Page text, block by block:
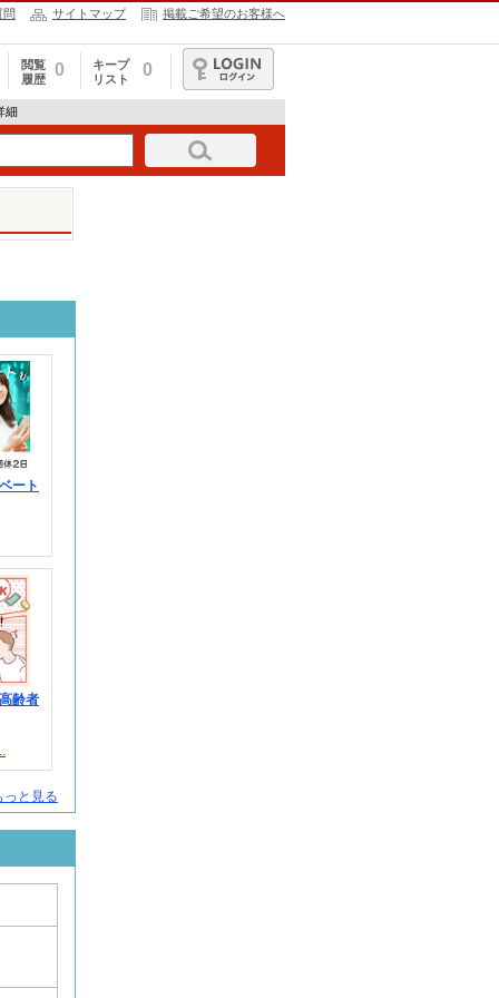
問 サイトマップ 掲載ご希望のお客様へ
閲覧
履歴
0
キープ
リスト
0
ログイン
細
ート
齢者
と見る